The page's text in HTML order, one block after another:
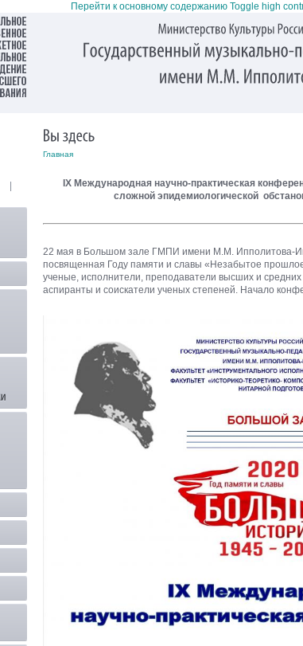
Перейти к основному содержанию Toggle high
Главная
IX Международная научно-практическая
сложной эпидемиологической
22 мая в Большом зале ГМПИ имени М.М. Ипполитова-
посвященная Году памяти и славы «Незабытое
ученые, исполнители, преподаватели высших и
аспиранты и соискатели ученых степеней. Начало